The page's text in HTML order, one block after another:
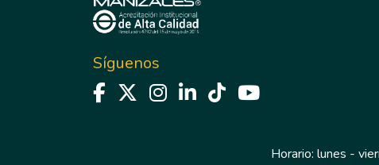
Síguenos
Horario: lunes -